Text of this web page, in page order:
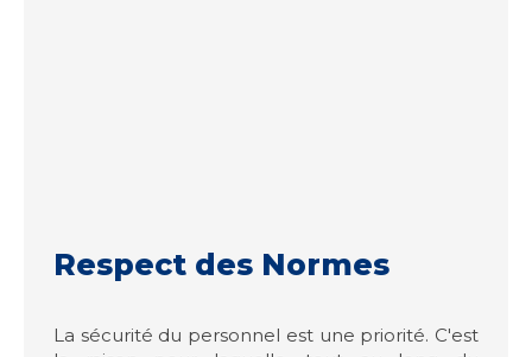
Respect des Normes
La sécurité du personnel est une priorité. C'est